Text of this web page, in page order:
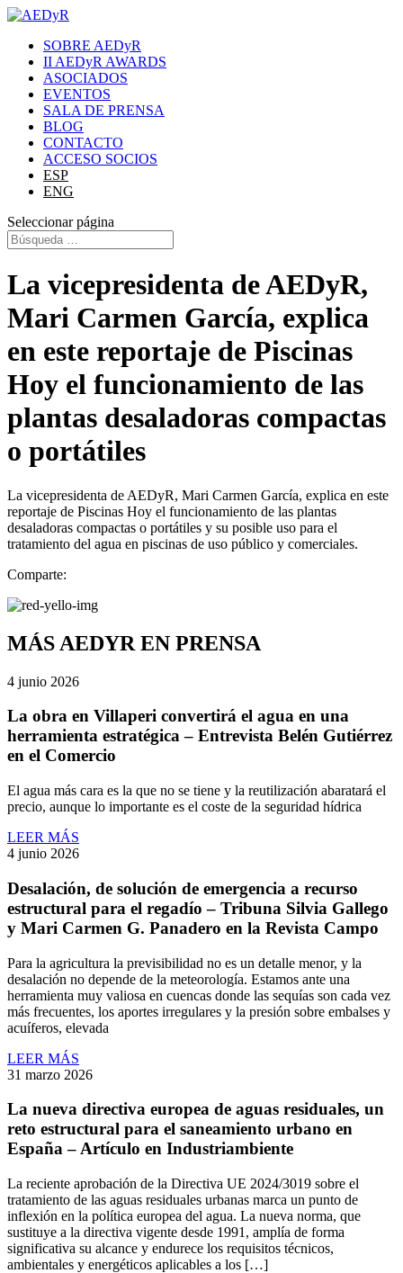
SOBRE AEDyR
II AEDyR AWARDS
ASOCIADOS
EVENTOS
SALA DE PRENSA
BLOG
CONTACTO
ACCESO SOCIOS
ESP
ENG
Seleccionar página
La vicepresidenta de AEDyR,
Mari Carmen García, explica
en este reportaje de Piscinas
Hoy el funcionamiento de las
plantas desaladoras compactas
o portátiles
La vicepresidenta de AEDyR, Mari Carmen García, explica en este
reportaje de Piscinas Hoy el funcionamiento de las plantas
desaladoras compactas o portátiles y su posible uso para el
tratamiento del agua en piscinas de uso público y comerciales.
Comparte:
MÁS AEDYR EN PRENSA
4 junio 2026
La obra en Villaperi convertirá el agua en una
herramienta estratégica – Entrevista Belén Gutiérrez
en el Comercio
El agua más cara es la que no se tiene y la reutilización abaratará el
precio, aunque lo importante es el coste de la seguridad hídrica
LEER MÁS
4 junio 2026
Desalación, de solución de emergencia a recurso
estructural para el regadío – Tribuna Silvia Gallego
y Mari Carmen G. Panadero en la Revista Campo
Para la agricultura la previsibilidad no es un detalle menor, y la
desalación no depende de la meteorología. Estamos ante una
herramienta muy valiosa en cuencas donde las sequías son cada vez
más frecuentes, los aportes irregulares y la presión sobre embalses y
acuíferos, elevada
LEER MÁS
31 marzo 2026
La nueva directiva europea de aguas residuales, un
reto estructural para el saneamiento urbano en
España – Artículo en Industriambiente
La reciente aprobación de la Directiva UE 2024/3019 sobre el
tratamiento de las aguas residuales urbanas marca un punto de
inflexión en la política europea del agua. La nueva norma, que
sustituye a la directiva vigente desde 1991, amplía de forma
significativa su alcance y endurece los requisitos técnicos,
ambientales y energéticos aplicables a los […]